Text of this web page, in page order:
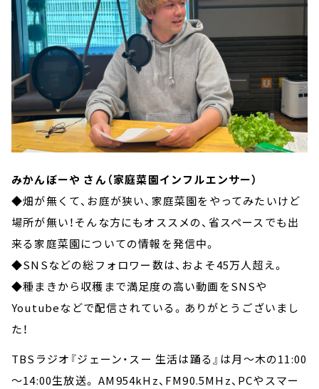
みかんぼーや さん（家庭菜園インフルエンサー）
◆畑が無くて、お庭が狭い、家庭菜園をやってみたいけど
場所が無い！そんな方にもオススメの、省スペースでも出
来る家庭菜園についての情報を発信中。
◆SNSなどの総フォロワー数は、およそ45万人超え。
◆種まきから収穫まで満足度の高い動画をSNSや
Youtubeなどで配信されている。ありがとうございまし
た！
TBSラジオ『ジェーン・スー 生活は踊る』は月～木の11:00
～14:00生放送。 AM954kHz、FM90.5MHz、PCやスマー